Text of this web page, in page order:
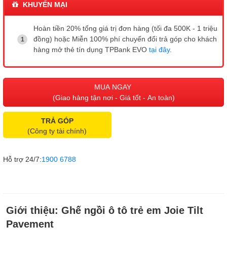
KHUYẾN MẠI
Hoàn tiền 20% tổng giá trị đơn hàng (tối đa 500K - 1 triệu
đồng) hoặc Miễn 100% phí chuyển đổi trả góp cho khách
hàng mở thẻ tín dụng TPBank EVO tại đây.
MUA NGAY
(Giao hàng tận nơi - Giá tốt - An toàn)
TRẢ GÓP
(Công ty tài chính)
Hỗ trợ 24/7:1900 6788
Giới thiệu: Ghế ngồi ô tô trẻ em Joie Tilt
Pavement